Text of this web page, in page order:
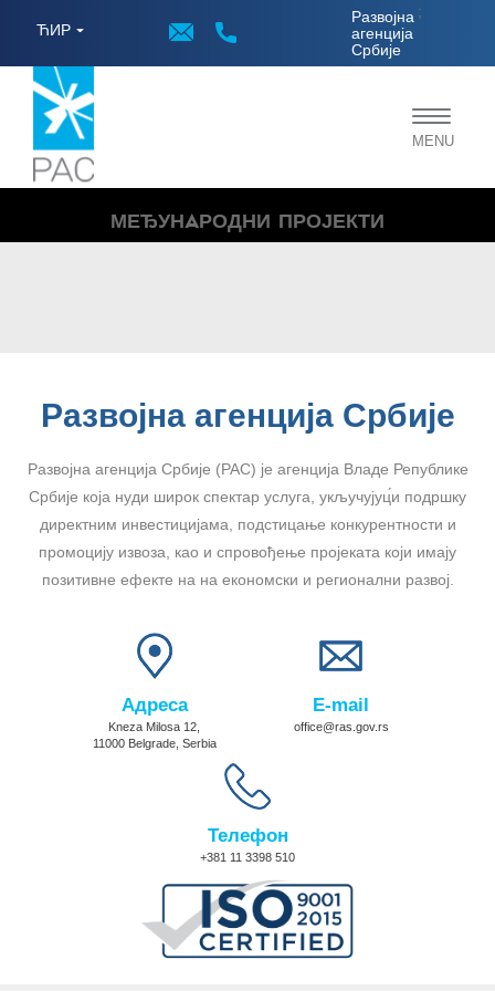
ЋИР
Развојна
агенција
Србије
;
Toggle
MENU
МЕЂУНAРОДНИ ПРОЈЕКТИ
Развојна агенција Србије
Развојна агенција Србије (РАС) је агенција Владе Републике
Србије која нуди широк спектар услуга, укључујуц́и подршку
директним инвестицијама, подстицање конкурентности и
промоцију извоза, као и спровођење пројеката који имају
позитивне ефекте на на економски и регионални развој.
Адреса
Kneza Milosa 12,
11000 Belgrade, Serbia
E-mail
office@ras.gov.rs
Телефон
+381 11 3398 510